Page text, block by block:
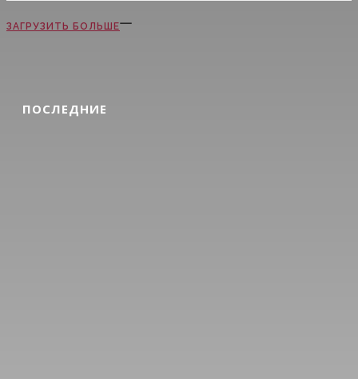
ПОСЛЕДНИЕ
ЗАГРУЗИТЬ БОЛЬШЕ